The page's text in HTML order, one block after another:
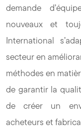
demande
nouveaux et
International
secteur en
méthodes en
de garantir la
de créer un
acheteurs et